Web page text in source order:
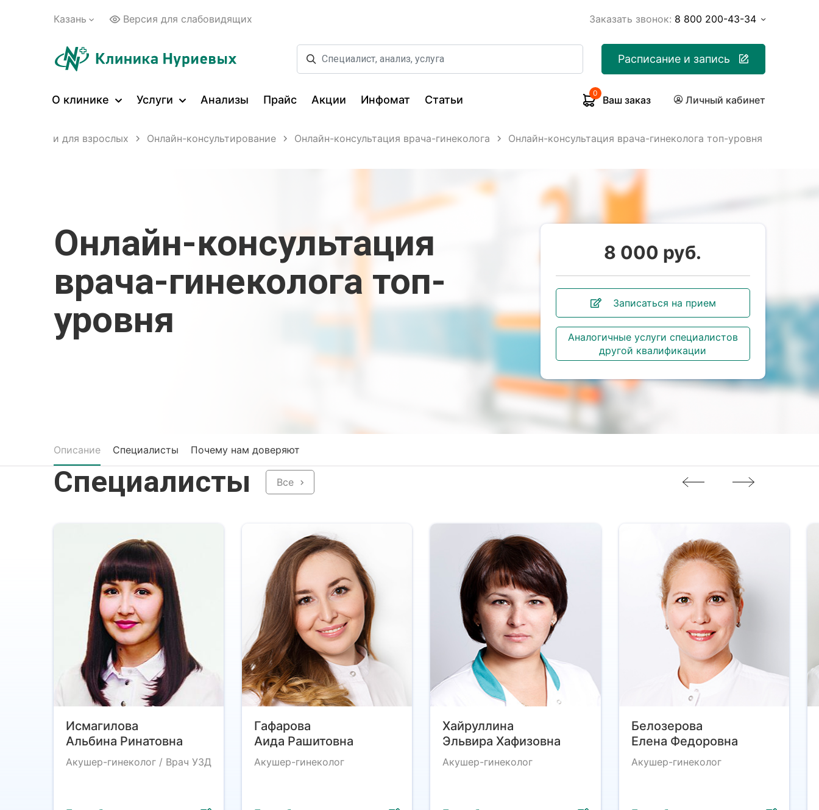
Казань Версия для слабовидящих Заказать звонок: 8 800 200-43-34
Расписание и запись
О клинике Услуги Анализы Прайс Акции Инфомат Статьи
0
Ваш заказ Личный кабинет
услуги для взрослых Онлайн-консультирование Онлайн-консультация врача-гинеколога Онлайн-консультация врача-гинеколога топ-уровня
Онлайн-консультация
врача-гинеколога топ-
уровня
8 000 руб.
Записаться на прием
Аналогичные услуги специалистов
другой квалификации
Описание Специалисты Почему нам доверяют
Специалисты Все
Исмагилова
Альбина Ринатовна
Акушер-гинеколог / Врач УЗД
Гафарова
Аида Рашитовна
Акушер-гинеколог
Хайруллина
Эльвира Хафизовна
Акушер-гинеколог
Белозерова
Елена Федоровна
Акушер-гинеколог